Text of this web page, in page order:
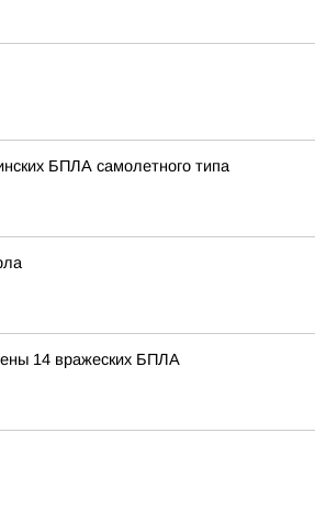
БПЛА самолетного типа
14 вражеских БПЛА